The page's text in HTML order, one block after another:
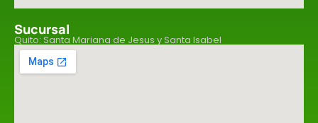
Sucursal
Quito: Santa Mariana de Jesus y Santa Isabel